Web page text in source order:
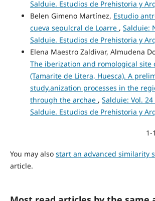
Salduie. Estudios de Prehistoria y
Belen Gimeno Martínez, Estudio
cueva sepulcral de Loarre , Salduie:
Salduie. Estudios de Prehistoria y
Elena Maestro Zaldivar, Almudena
The iberization and romological site
(Tamarite de Litera, Huesca). A
study.anization processes in the
through the archae , Salduie: Vol. 24
Salduie. Estudios de Prehistoria y
1-
You may also start an advanced similarity
article.